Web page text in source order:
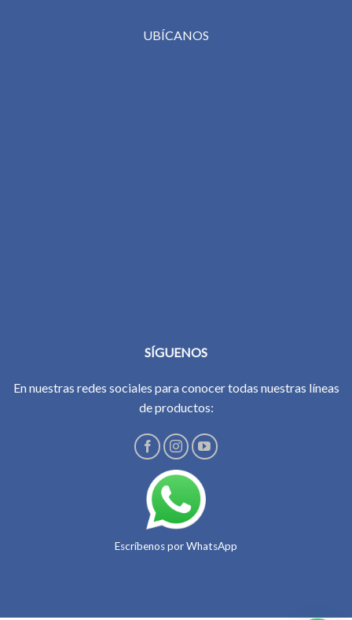
UBÍCANOS
SÍGUENOS
En nuestras redes sociales para conocer todas nuestras líneas
de productos:
Escríbenos por WhatsApp